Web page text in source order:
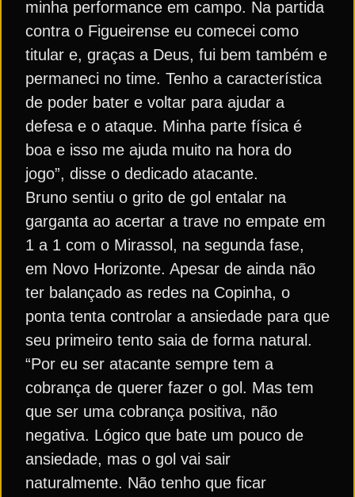
minha performance em campo. Na partida
contra o Figueirense eu comecei como
titular e, graças a Deus, fui bem também e
permaneci no time. Tenho a característica
de poder bater e voltar para ajudar a
defesa e o ataque. Minha parte física é
boa e isso me ajuda muito na hora do
jogo”, disse o dedicado atacante.
Bruno sentiu o grito de gol entalar na
garganta ao acertar a trave no empate em
1 a 1 com o Mirassol, na segunda fase,
em Novo Horizonte. Apesar de ainda não
ter balançado as redes na Copinha, o
ponta tenta controlar a ansiedade para que
seu primeiro tento saia de forma natural.
“Por eu ser atacante sempre tem a
cobrança de querer fazer o gol. Mas tem
que ser uma cobrança positiva, não
negativa. Lógico que bate um pouco de
ansiedade, mas o gol vai sair
naturalmente. Não tenho que ficar